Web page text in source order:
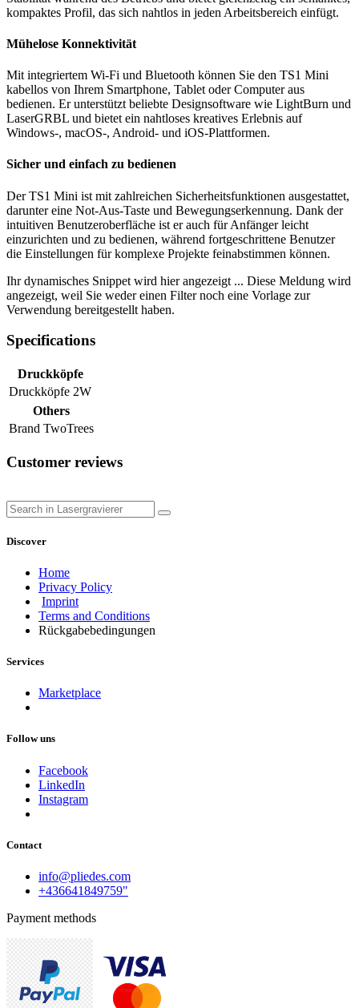
kompaktes Profil, das sich nahtlos in jeden Arbeitsbereich einfügt.
Mühelose Konnektivität
Mit integriertem Wi-Fi und Bluetooth können Sie den TS1 Mini
kabellos von Ihrem Smartphone, Tablet oder Computer aus
bedienen. Er unterstützt beliebte Designsoftware wie LightBurn und
LaserGRBL und bietet ein nahtloses kreatives Erlebnis auf
Windows-, macOS-, Android- und iOS-Plattformen.
Sicher und einfach zu bedienen
Der TS1 Mini ist mit zahlreichen Sicherheitsfunktionen ausgestattet,
darunter eine Not-Aus-Taste und Bewegungserkennung. Dank der
intuitiven Benutzeroberfläche ist er auch für Anfänger leicht
einzurichten und zu bedienen, während fortgeschrittene Benutzer
die Einstellungen für komplexe Projekte feinabstimmen können.
Ihr dynamisches Snippet wird hier angezeigt ... Diese Meldung wird
angezeigt, weil Sie weder einen Filter noch eine Vorlage zur
Verwendung bereitgestellt haben.
Specifications
Druckköpfe
Druckköpfe 2W
Others
Brand TwoTrees
Customer reviews
Discover​
Home
Privacy Policy
Imprint
Terms and Conditions
Rückgabebedingungen
Services
Marketplace
Follow uns
Facebook
LinkedIn
Instagram
Contact
info@pliedes.com
+436641849759"
Payment methods